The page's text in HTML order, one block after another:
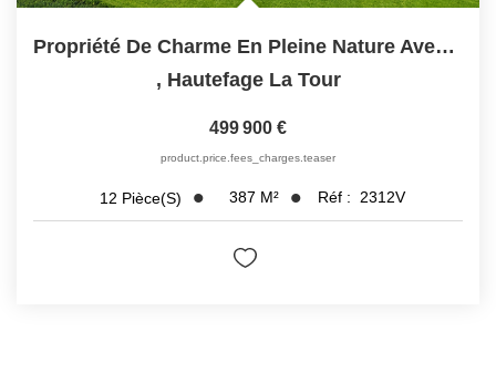
Propriété De Charme En Pleine Nature Avec Gîte Et...
, Hautefage La Tour
499 900 €
product.price.fees_charges.teaser
12 Pièce(s) 387 M² Réf : 2312V